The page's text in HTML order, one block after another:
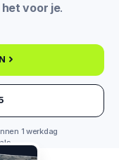
voor je.
1 werkdag